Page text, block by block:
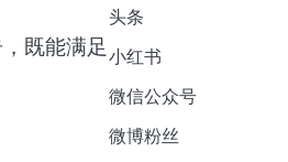
既能满足
头条
小红书
微信公众号
微博粉丝